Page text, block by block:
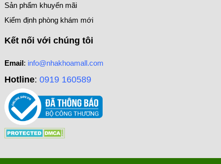
Sản phẩm khuyến mãi
Kiểm định phòng khám mới
Kết nối với chúng tôi
Email: info@nhakhoamall.com
Hotline: 0919 160589